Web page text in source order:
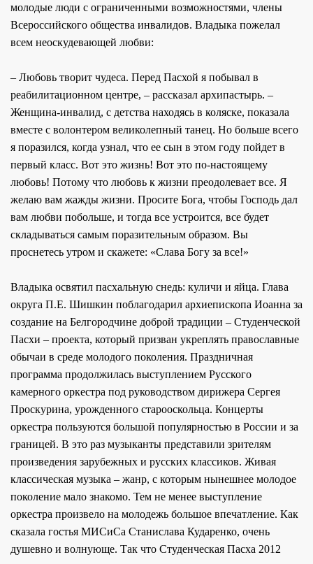
молодые люди с ограниченными возможностями, члены
Всероссийского общества инвалидов. Владыка пожелал
всем неоскудевающей любви:
– Любовь творит чудеса. Перед Пасхой я побывал в
реабилитационном центре, – рассказал архипастырь. –
Женщина-инвалид, с детства находясь в коляске, показала
вместе с волонтером великолепный танец. Но больше всего
я поразился, когда узнал, что ее сын в этом году пойдет в
первый класс. Вот это жизнь! Вот это по-настоящему
любовь! Потому что любовь к жизни преодолевает все. Я
желаю вам жажды жизни. Просите Бога, чтобы Господь дал
вам любви побольше, и тогда все устроится, все будет
складываться самым поразительным образом. Вы
проснетесь утром и скажете: «Слава Богу за все!»
Владыка освятил пасхальную снедь: куличи и яйца. Глава
округа П.Е. Шишкин поблагодарил архиепископа Иоанна за
создание на Белгородчине доброй традиции – Студенческой
Пасхи – проекта, который призван укреплять православные
обычаи в среде молодого поколения. Праздничная
программа продолжилась выступлением Русского
камерного оркестра под руководством дирижера Сергея
Проскурина, урожденного старооскольца. Концерты
оркестра пользуются большой популярностью в России и за
границей. В это раз музыканты представили зрителям
произведения зарубежных и русских классиков. Живая
классическая музыка – жанр, с которым нынешнее молодое
поколение мало знакомо. Тем не менее выступление
оркестра произвело на молодежь большое впечатление. Как
сказала гостья МИСиСа Станислава Кударенко, очень
душевно и волнующе. Так что Студенческая Пасха 2012